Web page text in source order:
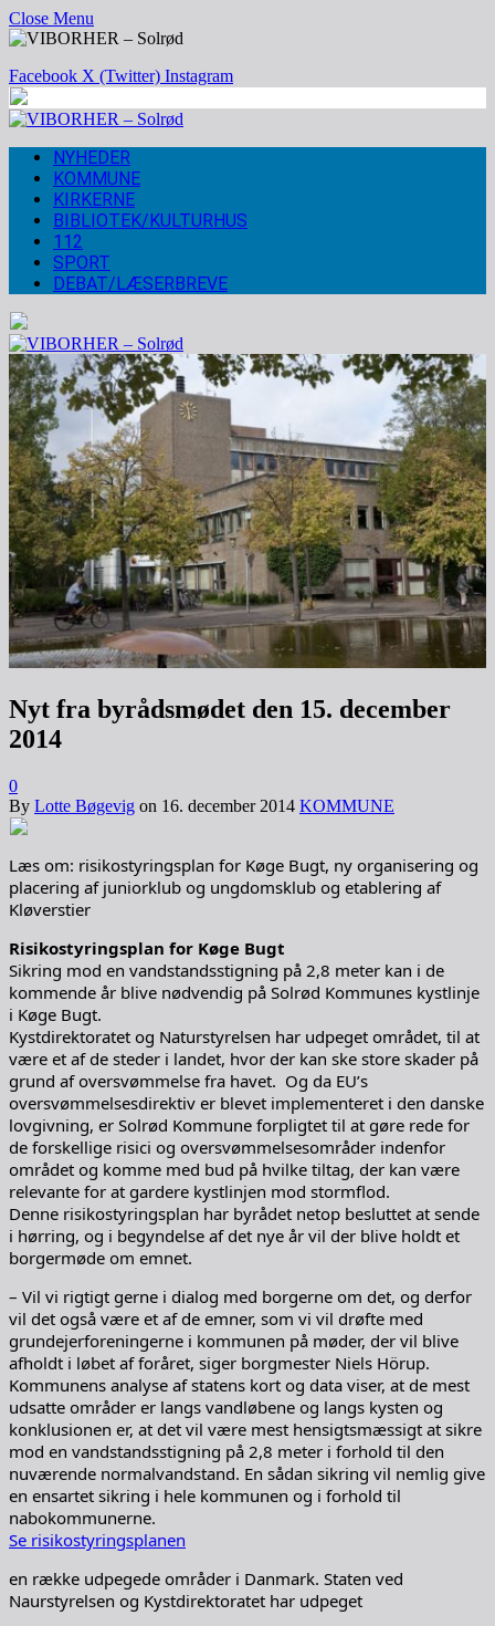
Close Menu
Facebook X (Twitter) Instagram
NYHEDER
KOMMUNE
KIRKERNE
BIBLIOTEK/KULTURHUS
112
SPORT
DEBAT/LÆSERBREVE
Nyt fra byrådsmødet den 15. december
2014
0
By Lotte Bøgevig on 16. december 2014 KOMMUNE
Læs om: risikostyringsplan for Køge Bugt, ny organisering og
placering af juniorklub og ungdomsklub og etablering af
Kløverstier
Risikostyringsplan for Køge Bugt
Sikring mod en vandstandsstigning på 2,8 meter kan i de
kommende år blive nødvendig på Solrød Kommunes kystlinje
i Køge Bugt.
Kystdirektoratet og Naturstyrelsen har udpeget området, til at
være et af de steder i landet, hvor der kan ske store skader på
grund af oversvømmelse fra havet. Og da EU’s
oversvømmelsesdirektiv er blevet implementeret i den danske
lovgivning, er Solrød Kommune forpligtet til at gøre rede for
de forskellige risici og oversvømmelsesområder indenfor
området og komme med bud på hvilke tiltag, der kan være
relevante for at gardere kystlinjen mod stormflod.
Denne risikostyringsplan har byrådet netop besluttet at sende
i hørring, og i begyndelse af det nye år vil der blive holdt et
borgermøde om emnet.
– Vil vi rigtigt gerne i dialog med borgerne om det, og derfor
vil det også være et af de emner, som vi vil drøfte med
grundejerforeningerne i kommunen på møder, der vil blive
afholdt i løbet af foråret, siger borgmester Niels Hörup.
Kommunens analyse af statens kort og data viser, at de mest
udsatte områder er langs vandløbene og langs kysten og
konklusionen er, at det vil være mest hensigtsmæssigt at sikre
mod en vandstandsstigning på 2,8 meter i forhold til den
nuværende normalvandstand. En sådan sikring vil nemlig give
en ensartet sikring i hele kommunen og i forhold til
nabokommunerne.
Se risikostyringsplanen
en række udpegede områder i Danmark. Staten ved
Naurstyrelsen og Kystdirektoratet har udpeget